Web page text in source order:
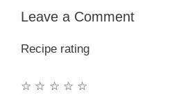
Leave a Comment
Recipe rating
☆
☆
☆
☆
☆